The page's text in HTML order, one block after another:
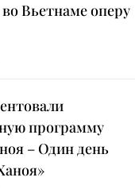
Вьетнаме оперу
программу
– Один день